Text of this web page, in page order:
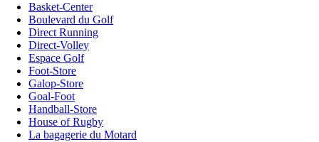
Basket-Center
Boulevard du Golf
Direct Running
Direct-Volley
Espace Golf
Foot-Store
Galop-Store
Goal-Foot
Handball-Store
House of Rugby
La bagagerie du Motard